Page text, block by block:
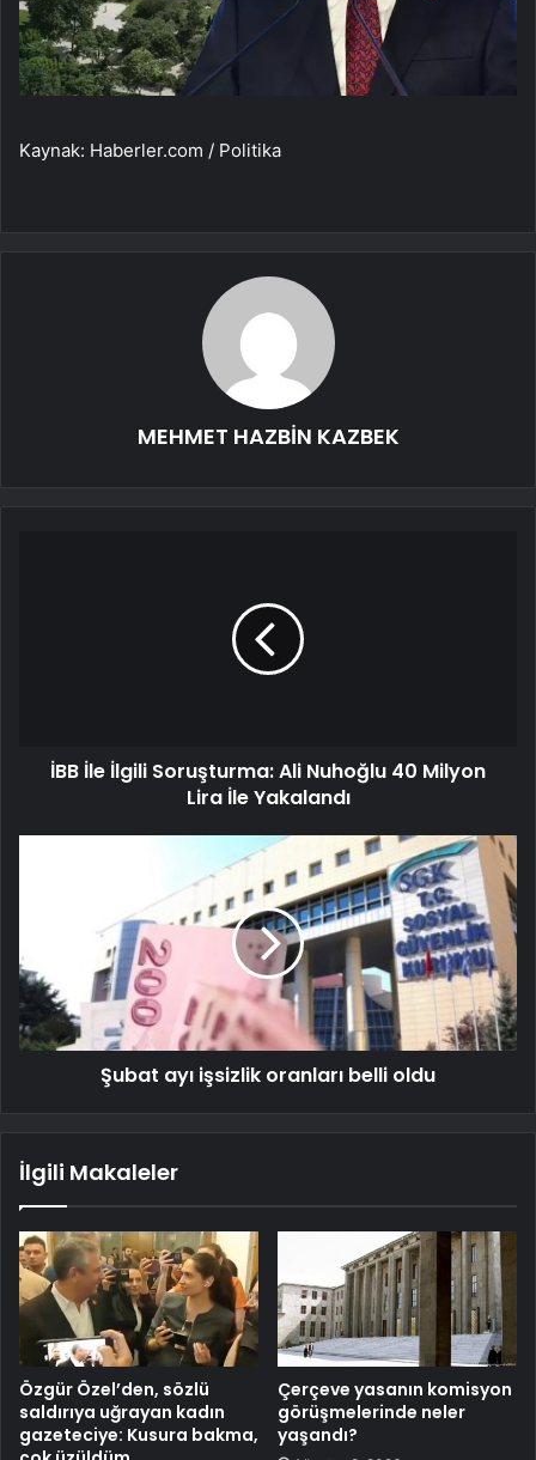
Kaynak: Haberler.com / Politika
MEHMET HAZBİN KAZBEK
İBB İle İlgili Soruşturma: Ali Nuhoğlu 40 Milyon
Lira İle Yakalandı
Şubat ayı işsizlik oranları belli oldu
İlgili Makaleler
Özgür Özel’den, sözlü
saldırıya uğrayan kadın
gazeteciye: Kusura bakma,
Çerçeve yasanın komisyon
görüşmelerinde neler
yaşandı?